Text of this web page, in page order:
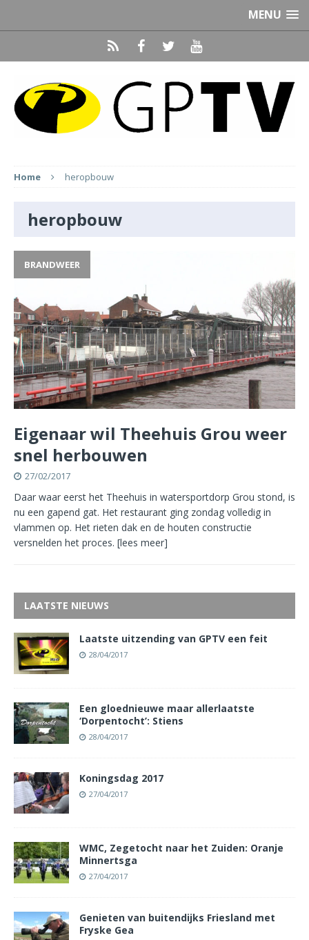
MENU
Home heropbouw
heropbouw
BRANDWEER
Eigenaar wil Theehuis Grou weer
snel herbouwen
27/02/2017
Daar waar eerst het Theehuis in watersportdorp Grou stond, is
nu een gapend gat. Het restaurant ging zondag volledig in
vlammen op. Het rieten dak en de houten constructie
versnelden het proces. [lees meer]
LAATSTE NIEUWS
Laatste uitzending van GPTV een feit
28/04/2017
Een gloednieuwe maar allerlaatste
‘Dorpentocht’: Stiens
28/04/2017
Koningsdag 2017
27/04/2017
WMC, Zegetocht naar het Zuiden: Oranje
Minnertsga
27/04/2017
Genieten van buitendijks Friesland met
Fryske Gea